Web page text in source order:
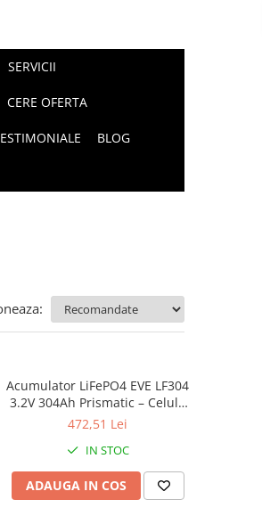
SERVICII
CERE OFERTA
BLOG
Acumulator LiFePO4 EVE LF304
3.2V 304Ah Prismatic – Celula
A-Grade
472,51 Lei
IN STOC
ADAUGA IN COS